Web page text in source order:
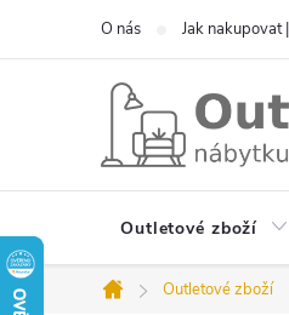
O nás Jak nakupovat
Outletové zboží
Domů
Outletové zboží